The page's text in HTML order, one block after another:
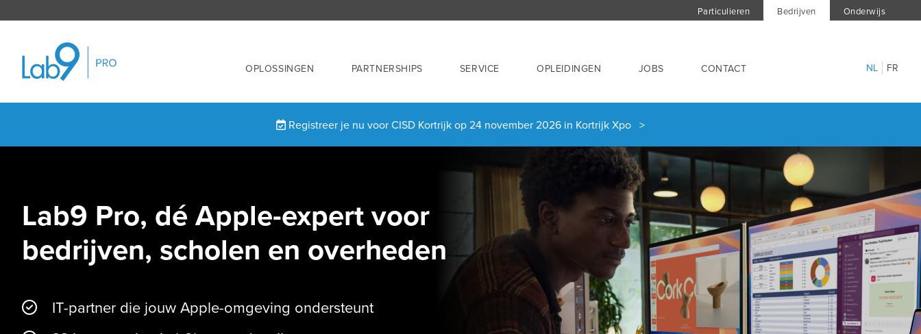
Particulieren Bedrijven Onderwijs
OPLOSSINGEN PARTNERSHIPS SERVICE OPLEIDINGEN JOBS CONTACT NL FR
Registreer je nu voor CISD Kortrijk op 24 november 2026 in Kortrijk Xpo >
Lab9 Pro, dé Apple-expert voor
bedrijven, scholen en overheden
IT-partner die jouw Apple-omgeving ondersteunt